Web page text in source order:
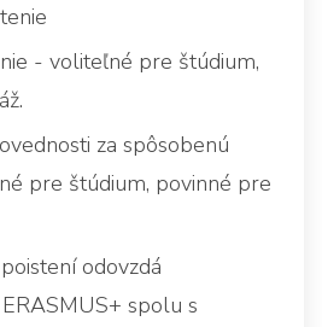
- voliteľné pre štúdium,
za spôsobenú
pre štúdium, povinné pre
odovzdá
spolu s